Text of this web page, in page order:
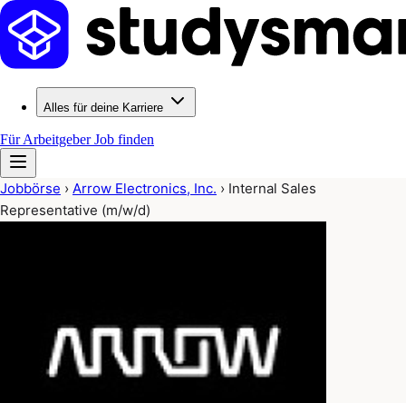
Alles für deine Karriere
Für ArbeitgeberJob finden
Jobbörse › Arrow Electronics, Inc. › Internal Sales
Representative (m/w/d)